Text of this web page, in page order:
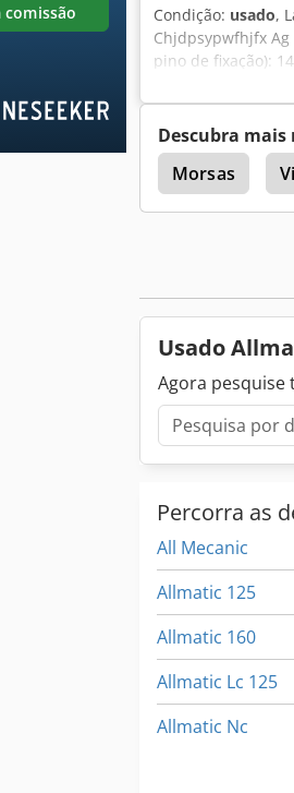
comissão Condição: usado,
Chjdpsypwfhjfx
pino de fixação):
Mecânica
Abertura máxima/
morsa
Descubra
Morsas
Usado
Agora pesquise
Percorra as
All Mecanic
Allmatic 125
Allmatic 160
Allmatic Lc 125
Allmatic Nc